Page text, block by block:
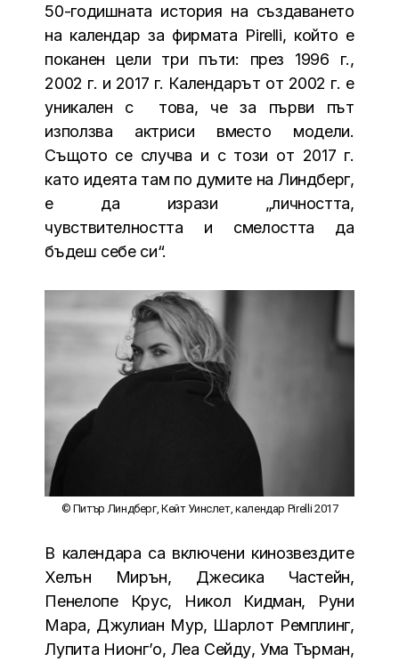
50-годишната история на създаването
на календар за фирмата Pirelli, който е
поканен цели три пъти: през 1996 г.,
2002 г. и 2017 г. Календарът от 2002 г. е
уникален с това, че за първи път
използва актриси вместо модели.
Същото се случва и с този от 2017 г.
като идеята там по думите на Линдберг,
е да изрази „личността,
чувствителността и смелостта да
бъдеш себе си“.
© Питър Линдберг, Кейт Уинслет, календар Pirelli 2017
В календара са включени кинозвездите
Хелън Мирън, Джесика Частейн,
Пенелопе Крус, Никол Кидман, Руни
Мара, Джулиан Мур, Шарлот Ремплинг,
Лупита Нионг’о, Леа Сейду, Ума Търман,